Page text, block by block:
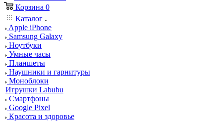
Корзина 0
Каталог
Apple iPhone
Samsung Galaxy
Ноутбуки
Умные часы
Планшеты
Наушники и гарнитуры
Моноблоки
Игрушки Labubu
Смартфоны
Google Pixel
Красота и здоровье